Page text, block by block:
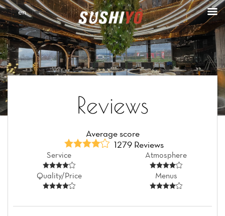
en
Reviews
Average score
1279 Reviews
Service Atmosphere
Quality/Price Menus
Cookies management panel